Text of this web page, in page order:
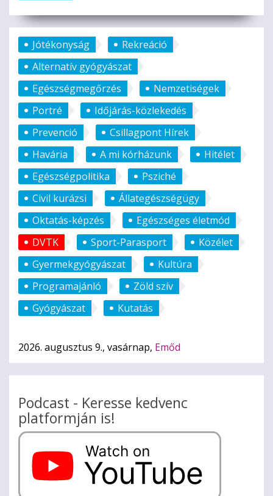
Jótékonyság
Rekreáció
Alternatív gyógyászat
Egészségmegőrzés
Nemzetiségek
Portré
Időjárás-közlekedés
Prevenció
Csillagpont Hírek
Havária
A mi kórházunk
Hitélet
Egészségpolitika
Psziché
Civil kurázsi
Állategészségügy
Oktatás-képzés
Egészséges életmód
DVTK
Sport-Parasport
Közélet
Gyermekgyógyászat
Kultúra
Programajánló
Zöld szív
Gyógyászat
Kutatás
2026. augusztus 9., vasárnap, Emőd
Podcast - Keresse kedvenc
platformján is!